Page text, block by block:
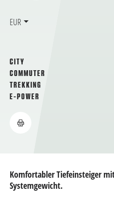
EUR
CITY
COMMUTER
TREKKING
E-POWER
Komfortabler Tiefeinsteiger
Systemgewicht.